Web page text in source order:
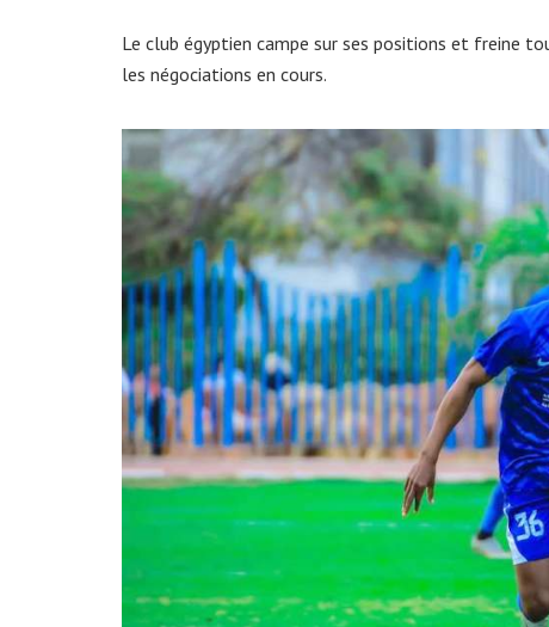
Le club égyptien campe sur ses positions et freine
les négociations en cours.